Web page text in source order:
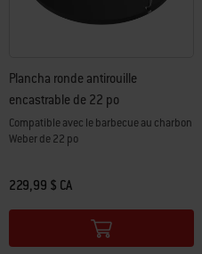
Plancha ronde antirouille
encastrable de 22 po
Compatible avec le barbecue au charbon
Weber de 22 po
229,99 $ CA
Color Options